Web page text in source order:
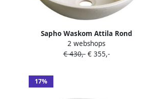
Sapho Waskom Attila Rond
42.5x14 cm Keramiek Gebroken
Wit
2 webshops
€ 430,-€ 355,-
17%